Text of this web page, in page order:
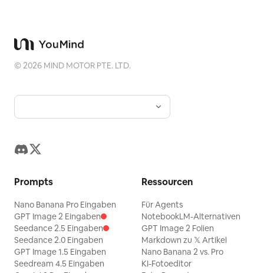
©2026 MIND MOTOR PTE. LTD.
Prompts
Nano Banana Pro Eingaben
GPT Image 2 Eingaben
Seedance 2.5 Eingaben
Seedance 2.0 Eingaben
GPT Image 1.5 Eingaben
Seedream 4.5 Eingaben
Ressourcen
Für Agents
NotebookLM-Alternativen
GPT Image 2 Folien
Markdown zu 𝕏 Artikel
Nano Banana 2 vs. Pro
KI-Fotoeditor